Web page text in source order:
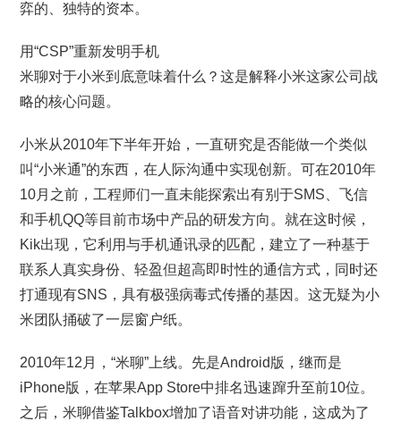
弈的、独特的资本。
用“CSP”重新发明手机
米聊对于小米到底意味着什么？这是解释小米这家公司战
略的核心问题。
小米从2010年下半年开始，一直研究是否能做一个类似
叫“小米通”的东西，在人际沟通中实现创新。可在2010年
10月之前，工程师们一直未能探索出有别于SMS、飞信
和手机QQ等目前市场中产品的研发方向。就在这时候，
Kik出现，它利用与手机通讯录的匹配，建立了一种基于
联系人真实身份、轻盈但超高即时性的通信方式，同时还
打通现有SNS，具有极强病毒式传播的基因。这无疑为小
米团队捅破了一层窗户纸。
2010年12月，“米聊”上线。先是Android版，继而是
iPhone版，在苹果App Store中排名迅速蹿升至前10位。
之后，米聊借鉴Talkbox增加了语音对讲功能，这成为了